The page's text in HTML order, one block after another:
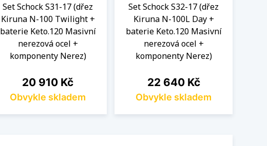
Set Schock S31-17 (dřez
Kiruna N-100 Twilight +
baterie Keto.120 Masivní
nerezová ocel +
komponenty Nerez)
Cena
20 910 Kč
Obvykle skladem
Set Schock S32-17 (dřez
Kiruna N-100L Day +
baterie Keto.120 Masivní
nerezová ocel +
komponenty Nerez)
Cena
22 640 Kč
Obvykle skladem